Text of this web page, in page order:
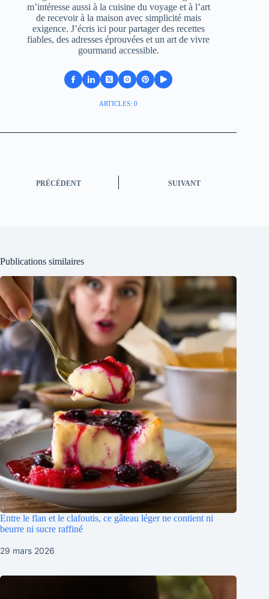
m’intéresse aussi à la cuisine du voyage et à l’art
de recevoir à la maison avec simplicité mais
exigence. J’écris ici pour partager des recettes
fiables, des adresses éprouvées et un art de vivre
gourmand accessible.
ARTICLES: 0
PRÉCÉDENT SUIVANT
Publications similaires
Entre le flan et le clafoutis, ce gâteau léger ne contient ni
beurre ni sucre raffiné
29 mars 2026